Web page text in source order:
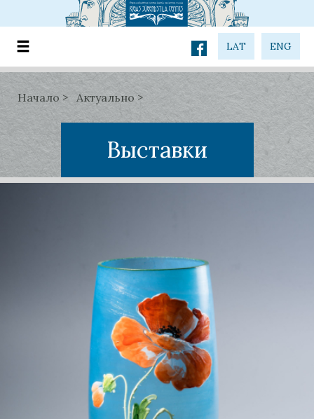
LAT ENG
Начало Актуально
Выставки